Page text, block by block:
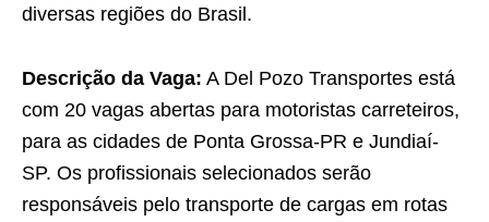
diversas regiões do Brasil.
Descrição da Vaga: A Del Pozo Transportes está
com 20 vagas abertas para motoristas carreteiros,
para as cidades de Ponta Grossa-PR e Jundiaí-
SP. Os profissionais selecionados serão
responsáveis pelo transporte de cargas em rotas